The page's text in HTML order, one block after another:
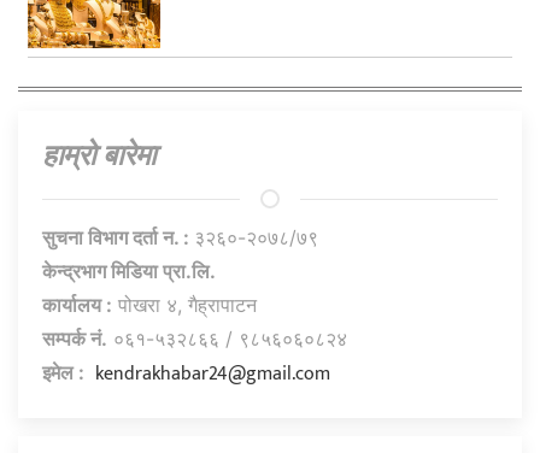
हाम्राे बारेमा
सुचना विभाग दर्ता न. : ३२६०-२०७८/७९
केन्द्रभाग मिडिया प्रा.लि.
कार्यालय : पोखरा ४, गैह्रापाटन
सम्पर्क नं. ०६१-५३२८६६ / ९८५६०६०८२४
इमेल : kendrakhabar24@gmail.com